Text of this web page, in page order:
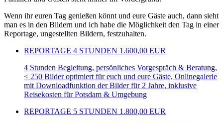
Wenn ihr euren Tag genießen könnt und eure Gäste auch, dann sieht
man es in den Bildern und ich habe die Möglichkeit den Tag in einer
Reportage, ungestellten Bildern, festzuhalten.
REPORTAGE 4 STUNDEN 1.600,00 EUR
4 Stunden Begleitung, persönliches Vorgespräch & Beratung,
< 250 Bilder optimiert für euch und eure Gäste, Onlinegalerie
mit Downloadfunktion der Bilder für 2 Jahre, inklusive
Reisekosten für Potsdam & Umgebung
REPORTAGE 5 STUNDEN 1.800,00 EUR